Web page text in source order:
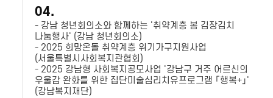
04.
- 강남 청년회의소와 함께하는 '취약계층 봄 김장김치
나눔행사' (강남 청년회의소)
- 2025 희망온돌 취약계층 위기가구지원사업
(서울특별시사회복지관협회)
- 2025 강남형 사회복지공모사업 '강남구 거주 어르신의
우울감 완화를 위한 집단미술심리치유프로그램 「행복+」'
(강남복지재단)